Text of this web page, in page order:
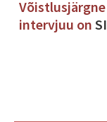
Võistlusjärgne
intervjuu on